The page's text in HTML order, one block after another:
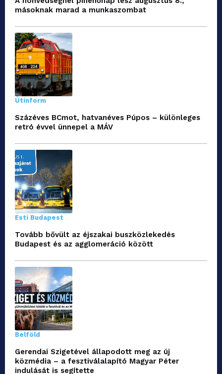
másoknak marad a munkaszombat
Útinform
Százéves BCmot, hatvanéves Púpos – különleges
retró évvel ünnepel a MÁV
Esti Budapest
Tovább bővült az éjszakai buszközlekedés
Budapest és az agglomeráció között
Belföld
Gerendai Szigetével állapodott meg az új
közmédia – a fesztiválalapító Magyar Péter
indulását is segítette